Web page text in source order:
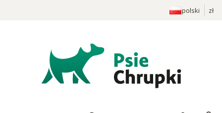
polski zł